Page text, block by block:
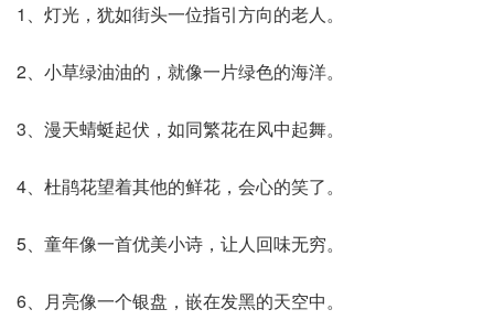
1、灯光，犹如街头一位指引方向的老人。
2、小草绿油油的，就像一片绿色的海洋。
3、漫天蜻蜓起伏，如同繁花在风中起舞。
4、杜鹃花望着其他的鲜花，会心的笑了。
5、童年像一首优美小诗，让人回味无穷。
6、月亮像一个银盘，嵌在发黑的天空中。